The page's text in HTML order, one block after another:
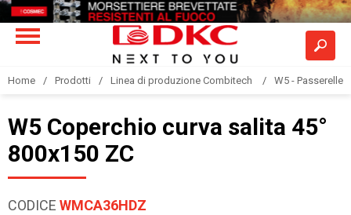
Home Prodotti Linea di produzione Combitech W5 - Passerelle
W5 Coperchio curva salita 45°
800x150 ZC
CODICE WMCA36HDZ